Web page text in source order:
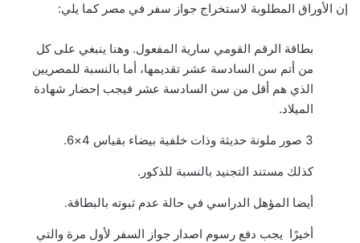
إن الأوراق المطلوبة لاستخراج جواز سفر في مصر كما يلي:
بطاقة الرقم القومي سارية المفعول. وهنا ينبغي على كل
من أتم سن السادسة عشر تقديمها، أما بالنسبة للمصريين
الذي هم أقل من سن السادسة عشر فيجب إحضار شهادة
الميلاد.
3 صور ملونة حديثة وذات خلفية بيضاء بقياس 4×6.
كذلك مستند التجنيد بالنسبة للذكور.
أيضا المؤهل الدراسي في حالة عدم ثبوته بالبطاقة.
أخيرًا يجب دفع رسوم اصدار جواز السفر لأول مرة والتي